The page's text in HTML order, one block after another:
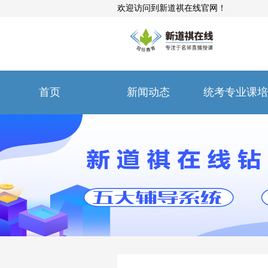
欢迎访问到新道祺在线官网！
首页 新闻动态 统考专业课